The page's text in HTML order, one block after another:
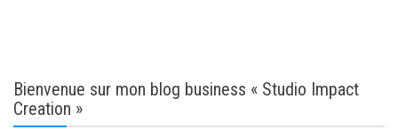
Bienvenue sur mon blog business « Studio Impact
Creation »